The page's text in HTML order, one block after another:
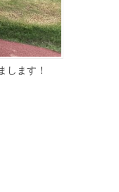
します！